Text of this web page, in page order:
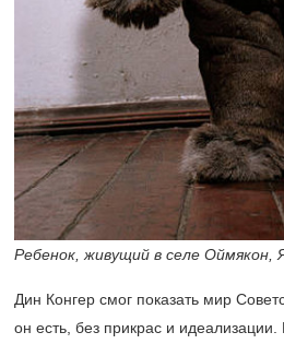
Ребенок, живущий в селе Оймякон,
Дин Конгер смог показать мир
он есть, без прикрас и